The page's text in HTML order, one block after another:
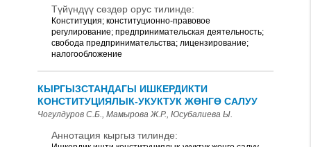
Түйүндүү сөздөр орус тилинде:
Конституция; конституционно-правовое
регулирование; предпринимательская деятельность;
свобода предпринимательства; лицензирование;
налогообложение
КЫРГЫЗСТАНДАГЫ ИШКЕРДИКТИ
КОНСТИТУЦИЯЛЫК-УКУКТУК ЖӨНГӨ САЛУУ
Чогулдуров С.Б., Мамырова Ж.Р., Юсубалиева Ы.
Аннотация кыргыз тилинде: